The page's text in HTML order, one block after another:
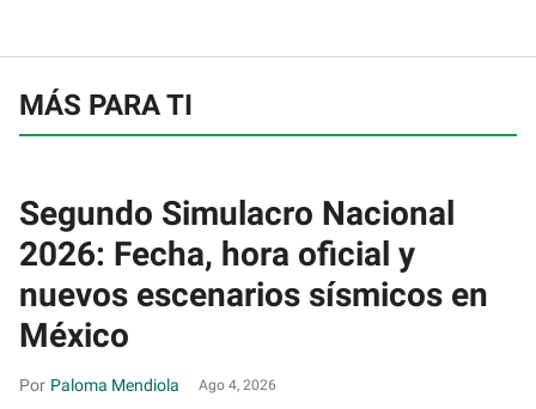
MÁS PARA TI
Segundo Simulacro Nacional
2026: Fecha, hora oficial y
nuevos escenarios sísmicos en
México
Paloma Mendiola Ago 4, 2026